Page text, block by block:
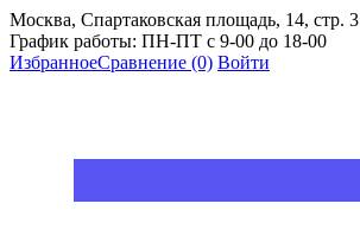
Москва, Спартаковская площадь, 14, стр. 3
График работы: ПН-ПТ с 9-00 до 18-00
ИзбранноеСравнение (0) Войти